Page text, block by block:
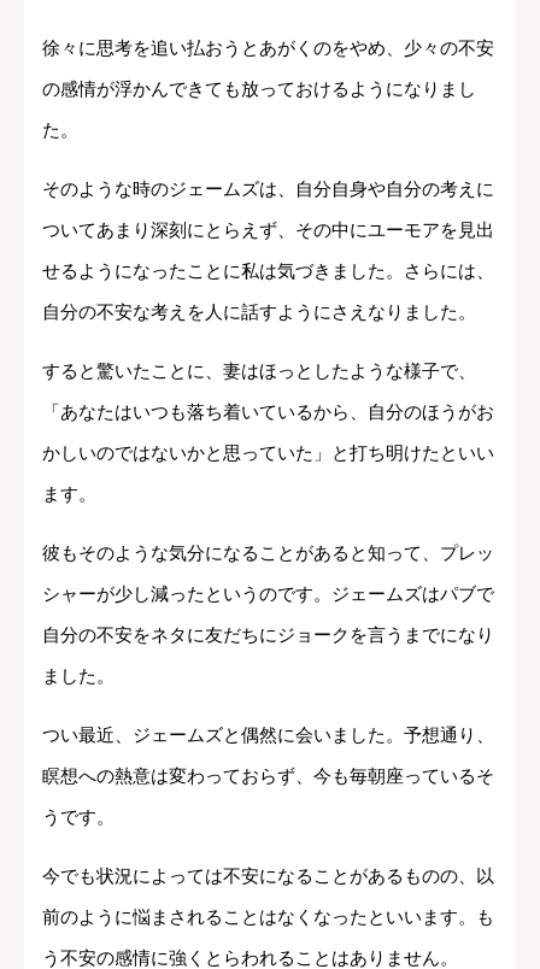
徐々に思考を追い払おうとあがくのをやめ、少々の不安
の感情が浮かんできても放っておけるようになりまし
た。
そのような時のジェームズは、自分自身や自分の考えに
ついてあまり深刻にとらえず、その中にユーモアを見出
せるようになったことに私は気づきました。さらには、
自分の不安な考えを人に話すようにさえなりました。
すると驚いたことに、妻はほっとしたような様子で、
「あなたはいつも落ち着いているから、自分のほうがお
かしいのではないかと思っていた」と打ち明けたといい
ます。
彼もそのような気分になることがあると知って、プレッ
シャーが少し減ったというのです。ジェームズはパブで
自分の不安をネタに友だちにジョークを言うまでになり
ました。
つい最近、ジェームズと偶然に会いました。予想通り、
瞑想への熱意は変わっておらず、今も毎朝座っているそ
うです。
今でも状況によっては不安になることがあるものの、以
前のように悩まされることはなくなったといいます。も
う不安の感情に強くとらわれることはありません。